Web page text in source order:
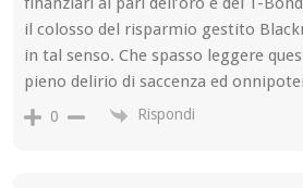
il colosso del risparmio gestito
in tal senso. Che spasso leggere
pieno delirio di saccenza ed
0 Rispondi